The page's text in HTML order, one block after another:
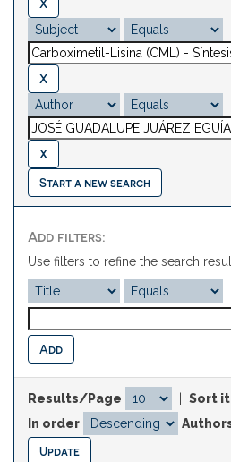
Start a new search
Add filters:
Use filters to refine the search
Results/Page
Sort
In order